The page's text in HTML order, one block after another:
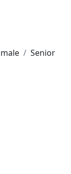
male
Senior